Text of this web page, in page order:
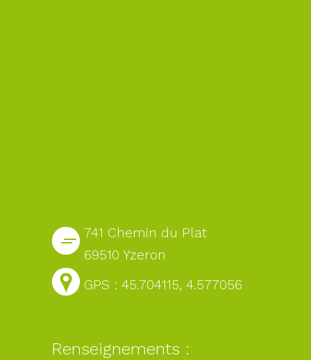
741 Chemin du Plat
69510 Yzeron
GPS : 45.704115, 4.577056
Renseignements :